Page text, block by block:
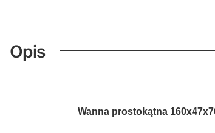
Opis
Wanna prostokątna